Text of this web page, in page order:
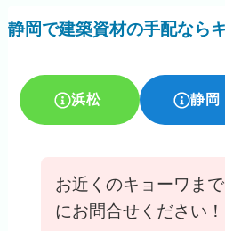
静岡で建築資材の手配なら
浜松 静岡
お近くのキョーワま
にお問合せください！